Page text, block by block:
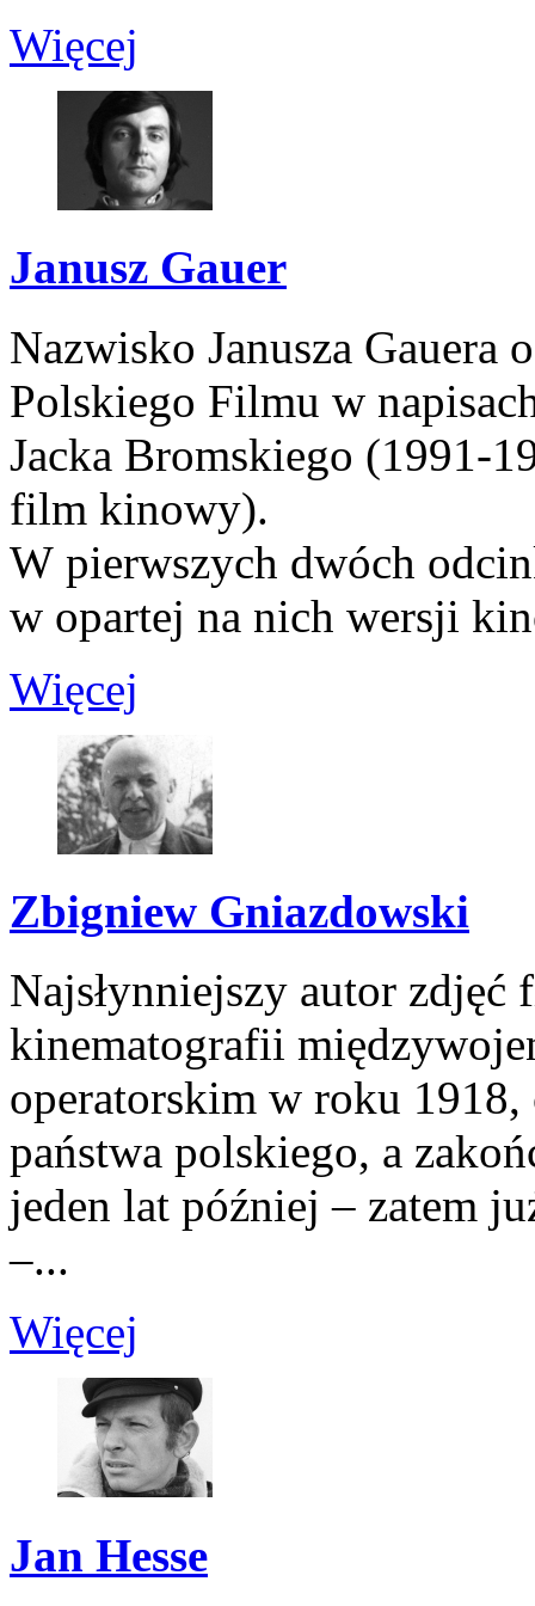
Więcej
Janusz Gauer
Nazwisko Janusza
Polskiego Filmu w
Jacka Bromskiego (1991-
film kinowy).
W pierwszych dwóch
w opartej na nich wersji
Więcej
Zbigniew Gniazdowski
Najsłynniejszy autor
kinematografii
operatorskim w roku 1918,
państwa polskiego, a
jeden lat później – zatem
–...
Więcej
Jan Hesse